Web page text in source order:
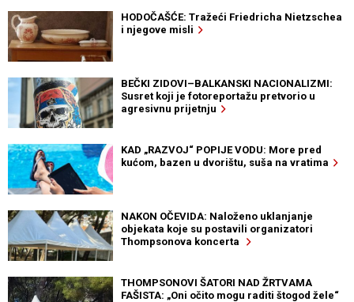
HODOČAŠĆE: Tražeći Friedricha Nietzschea
i njegove misli
BEČKI ZIDOVI–BALKANSKI NACIONALIZMI:
Susret koji je fotoreportažu pretvorio u
agresivnu prijetnju
KAD „RAZVOJ“ POPIJE VODU: More pred
kućom, bazen u dvorištu, suša na vratima
NAKON OČEVIDA: Naloženo uklanjanje
objekata koje su postavili organizatori
Thompsonova koncerta
THOMPSONOVI ŠATORI NAD ŽRTVAMA
FAŠISTA: „Oni očito mogu raditi štogod žele“